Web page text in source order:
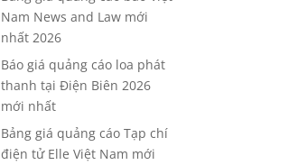
Nam News and Law mới
nhất 2026
Báo giá quảng cáo loa phát
thanh tại Điện Biên 2026
mới nhất
Bảng giá quảng cáo Tạp chí
điện tử Elle Việt Nam mới